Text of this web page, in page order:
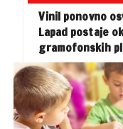
Vinil ponovno
Lapad postaje
gramofonskih